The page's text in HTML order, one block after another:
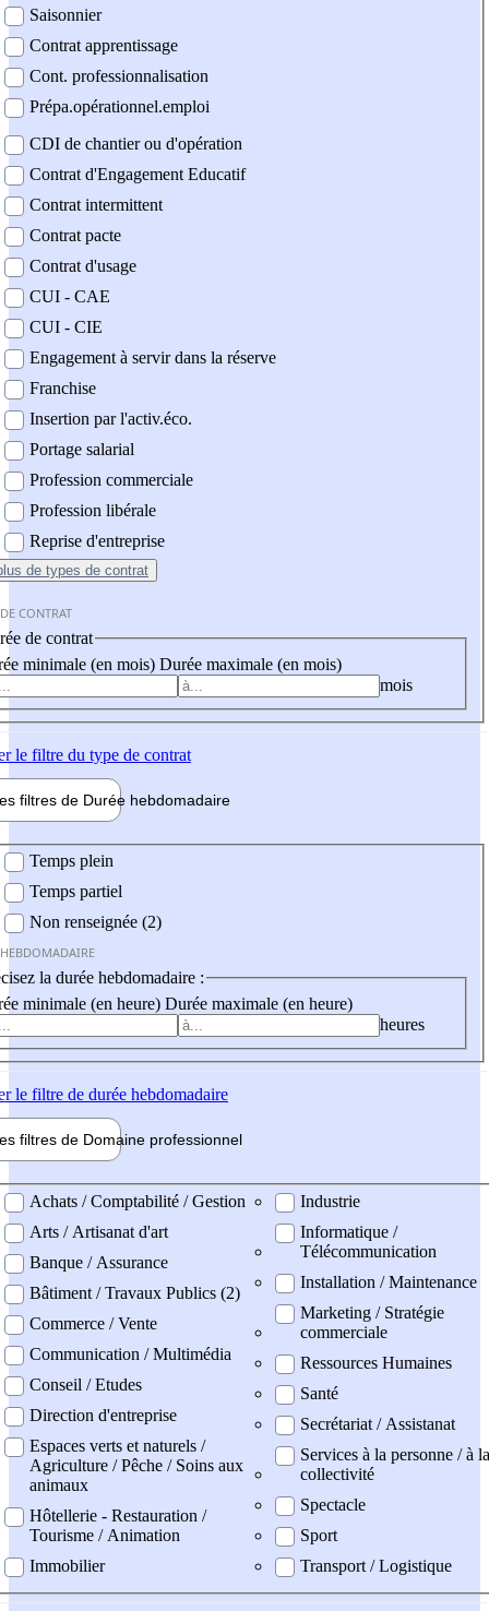
Saisonnier
Contrat apprentissage
Cont. professionnalisation
Prépa.opérationnel.emploi
CDI de chantier ou d'opération
Contrat d'Engagement Educatif
Contrat intermittent
Contrat pacte
Contrat d'usage
CUI - CAE
CUI - CIE
Engagement à servir dans la réserve
Franchise
Insertion par l'activ.éco.
Portage salarial
Profession commerciale
Profession libérale
Reprise d'entreprise
de types de contrat
CONTRAT
de contrat
minimale (en mois) Durée maximale (en mois)
mois
le filtre du type de contrat
filtres de Durée hebdomadaire
Temps plein
Temps partiel
Non renseignée (2)
la durée hebdomadaire :
minimale (en heure) Durée maximale (en heure)
heures
le filtre de durée hebdomadaire
filtres de Domaine professionnel
professionel
Achats / Comptabilité / Gestion
Arts / Artisanat d'art
Banque / Assurance
Bâtiment / Travaux Publics (2)
Commerce / Vente
Communication / Multimédia
Conseil / Etudes
Direction d'entreprise
Espaces verts et naturels /
Agriculture / Pêche / Soins aux
animaux
Hôtellerie - Restauration /
Tourisme / Animation
Immobilier
Industrie
Informatique /
Télécommunication
Installation / Maintenance
Marketing / Stratégie
commerciale
Ressources Humaines
Santé
Secrétariat / Assistanat
Services à la personne / à la
collectivité
Spectacle
Sport
Transport / Logistique